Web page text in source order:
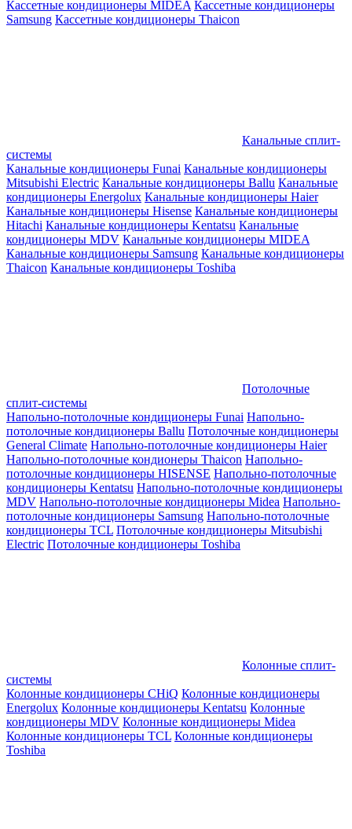
Кассетные кондиционеры MIDEA Кассетные кондиционеры
Samsung Кассетные кондиционеры Thaicon
Канальные сплит-
системы
Канальные кондиционеры Funai Канальные кондиционеры
Mitsubishi Electric Канальные кондиционеры Ballu Канальные
кондиционеры Energolux Канальные кондиционеры Haier
Канальные кондиционеры Hisense Канальные кондиционеры
Hitachi Канальные кондиционеры Kentatsu Канальные
кондиционеры MDV Канальные кондиционеры MIDEA
Канальные кондиционеры Samsung Канальные кондиционеры
Thaicon Канальные кондиционеры Toshiba
Потолочные
сплит-системы
Напольно-потолочные кондиционеры Funai Напольно-
потолочные кондиционеры Ballu Потолочные кондиционеры
General Climate Напольно-потолочные кондиционеры Haier
Напольно-потолочные кондионеры Thaicon Напольно-
потолочные кондиционеры HISENSE Напольно-потолочные
кондиционеры Kentatsu Напольно-потолочные кондиционеры
MDV Напольно-потолочные кондиционеры Midea Напольно-
потолочные кондиционеры Samsung Напольно-потолочные
кондиционеры TCL Потолочные кондиционеры Mitsubishi
Electric Потолочные кондиционеры Toshiba
Колонные сплит-
системы
Колонные кондиционеры CHiQ Колонные кондиционеры
Energolux Колонные кондиционеры Kentatsu Колонные
кондиционеры MDV Колонные кондиционеры Midea
Колонные кондиционеры TCL Колонные кондиционеры
Toshiba